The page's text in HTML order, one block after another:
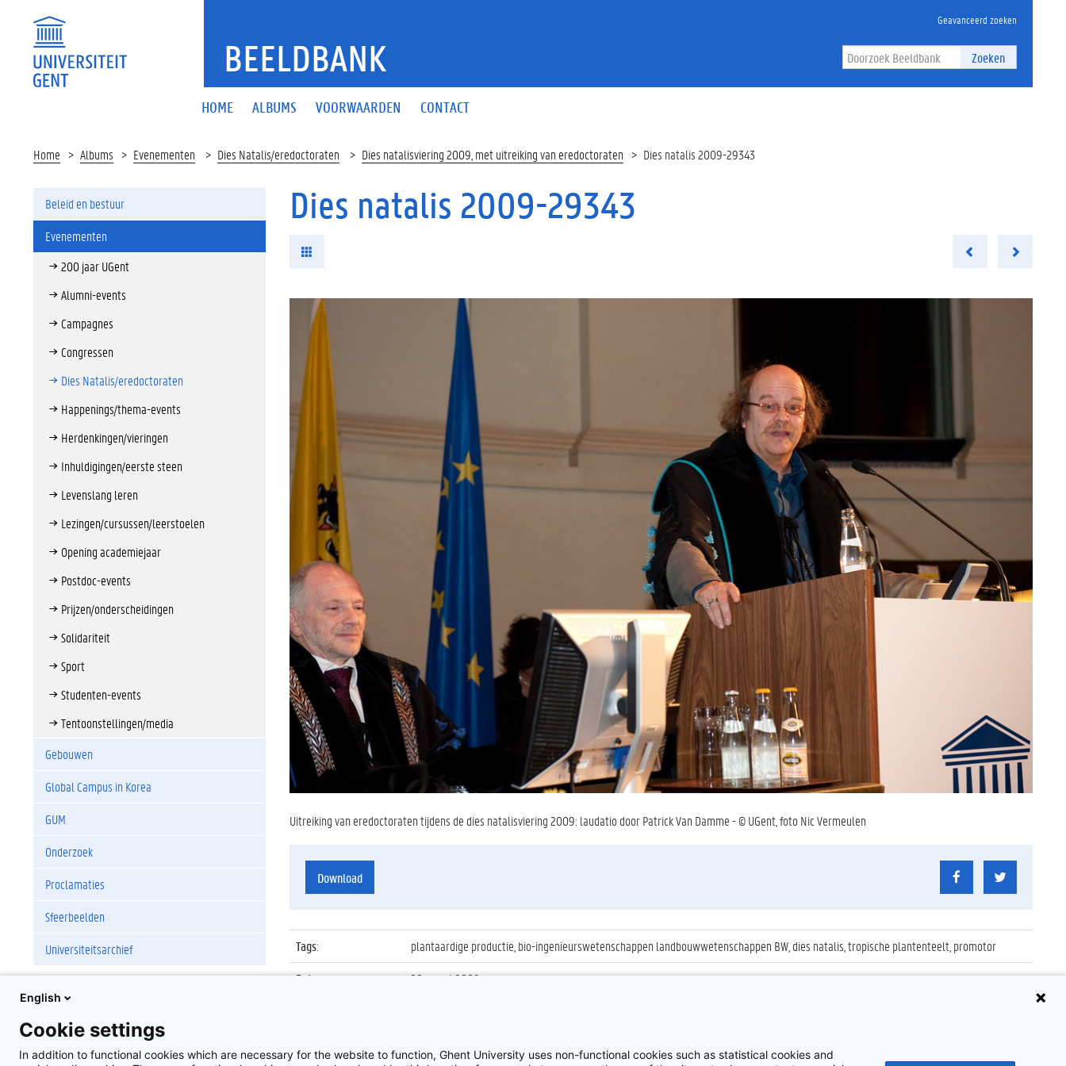
BEELDBANK
Geavanceerd zoeken
Zoeken
HOME ALBUMS VOORWAARDEN CONTACT
Home Albums Evenementen Dies Natalis/eredoctoraten Dies natalisviering 2009, met uitreiking van eredoctoraten Dies natalis 2009-29343
Beleid en bestuur
Evenementen
200 jaar UGent
Alumni-events
Campagnes
Congressen
Dies Natalis/eredoctoraten
Happenings/thema-events
Herdenkingen/vieringen
Inhuldigingen/eerste steen
Levenslang leren
Lezingen/cursussen/leerstoelen
Opening academiejaar
Postdoc-events
Prijzen/onderscheidingen
Solidariteit
Sport
Studenten-events
Tentoonstellingen/media
Gebouwen
Global Campus in Korea
GUM
Onderzoek
Proclamaties
Sfeerbeelden
Universiteitsarchief
Dies natalis 2009-29343
Uitreiking van eredoctoraten tijdens de dies natalisviering 2009: laudatio door Patrick Van Damme - © UGent, foto Nic Vermeulen
Download
Tags:
plantaardige productie, bio-ingenieurswetenschappen landbouwwetenschappen BW, dies natalis, tropische plantenteelt, promotor
Datum:
20 maart 2009
English
Cookie settings
In addition to functional cookies which are necessary for the website to function, Ghent University uses non-functional cookies such as statistical cookies and